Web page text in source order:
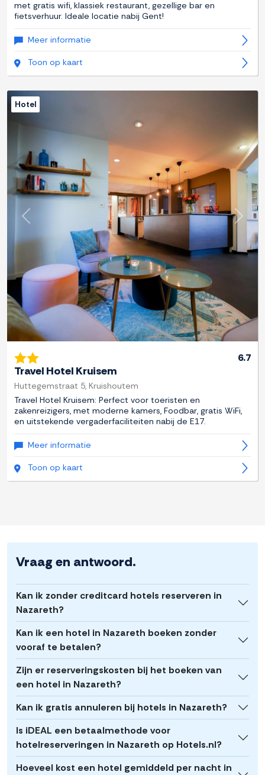
met gratis wifi, klassiek restaurant, gezellige bar en
fietsverhuur. Ideale locatie nabij Gent!
Meer informatie
Toon op kaart
Previous Next
Hotel
6.7
Travel Hotel Kruisem
Huttegemstraat 5, Kruishoutem
Travel Hotel Kruisem: Perfect voor toeristen en
zakenreizigers, met moderne kamers, Foodbar, gratis WiFi,
en uitstekende vergaderfaciliteiten nabij de E17.
Meer informatie
Toon op kaart
Vraag en antwoord.
Kan ik zonder creditcard hotels reserveren in
Nazareth?
Kan ik een hotel in Nazareth boeken zonder
vooraf te betalen?
Zijn er reserveringskosten bij het boeken van
een hotel in Nazareth?
Kan ik gratis annuleren bij hotels in Nazareth?
Is iDEAL een betaalmethode voor
hotelreserveringen in Nazareth op Hotels.nl?
Hoeveel kost een hotel gemiddeld per nacht in